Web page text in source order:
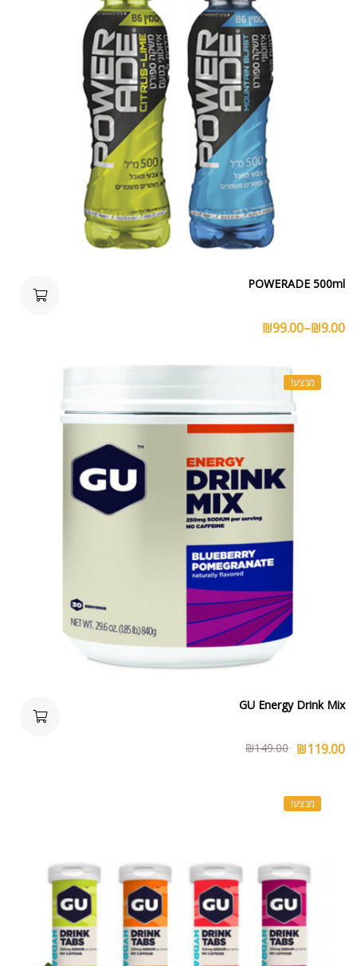
POWERADE 500ml
₪9.00
–
₪99.00
מבצע!
GU Energy Drink Mix
₪149.00 ₪119.00
מבצע!